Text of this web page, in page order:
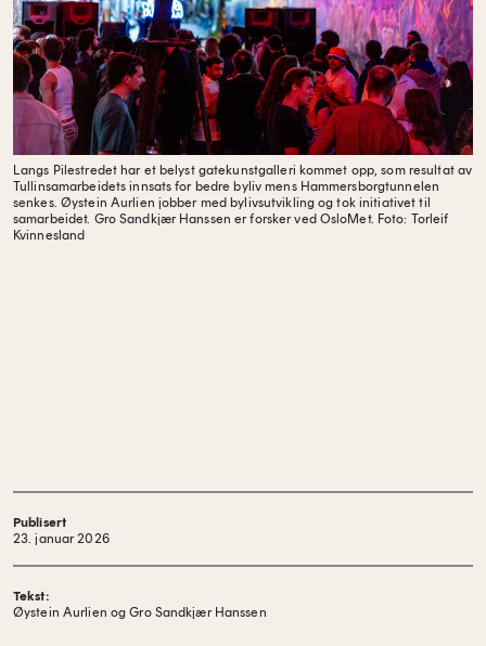
Langs Pilestredet har et belyst gatekunstgalleri kommet opp, som resultat av
Tullinsamarbeidets innsats for bedre byliv mens Hammersborgtunnelen
senkes. Øystein Aurlien jobber med bylivsutvikling og tok initiativet til
samarbeidet. Gro Sandkjær Hanssen er forsker ved OsloMet. Foto: Torleif
Kvinnesland
Publisert
23. januar 2026
Tekst:
Øystein Aurlien og Gro Sandkjær Hanssen